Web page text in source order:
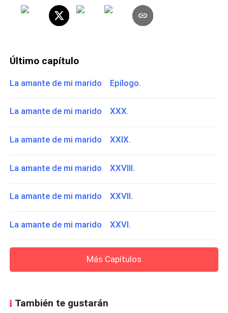
Último capítulo
La amante de mi marido Epílogo.
La amante de mi marido XXX.
La amante de mi marido XXIX.
La amante de mi marido XXVIII.
La amante de mi marido XXVII.
La amante de mi marido XXVI.
Más Capítulos
También te gustarán